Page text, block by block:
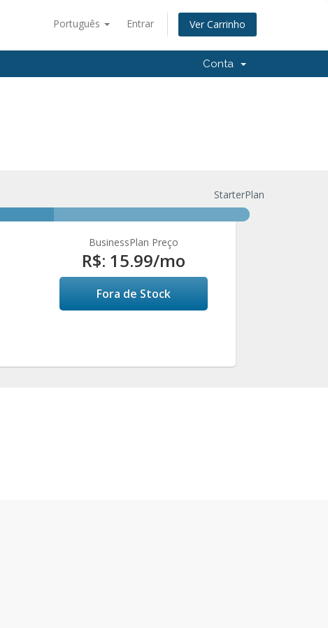
Português Entrar Ver Carrinho
Conta
StarterPlan
BusinessPlan Preço
R$: 15.99/mo
Fora de Stock